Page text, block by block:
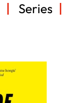
Series